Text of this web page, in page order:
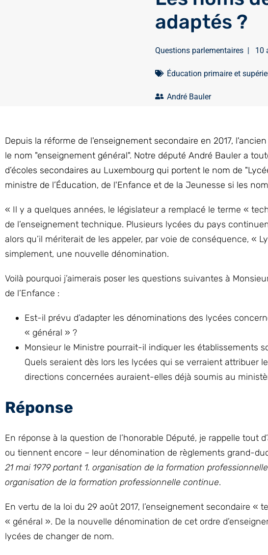
adaptés ?
Questions parlementaires| 10
Éducation primaire et
André Bauler
Depuis la réforme de l'enseignement secondaire en 2017,
le nom "enseignement général". Notre député André Bauler a
d’écoles secondaires au Luxembourg qui portent le nom de
ministre de l’Éducation, de l'Enfance et de la Jeunesse si les
« Il y a quelques années, le législateur a remplacé le terme «
de l’enseignement technique. Plusieurs lycées du pays
alors qu’il mériterait de les appeler, par voie de conséquence, «
simplement, une nouvelle dénomination.
Voilà pourquoi j’aimerais poser les questions suivantes à
de l’Enfance :
Est-il prévu d’adapter les dénominations des lycées
« général » ?
Monsieur le Ministre pourrait-il indiquer les établissements
Quels seraient dès lors les lycées qui se verraient attribuer
directions concernées auraient-elles déjà soumis au
Réponse
En réponse à la question de l’honorable Député, je rappelle tout
ou tiennent encore – leur dénomination de règlements grand-
21 mai 1979 portant 1. organisation de la formation
organisation de la formation professionnelle continue.
En vertu de la loi du 29 août 2017, l’enseignement secondaire «
« général ». De la nouvelle dénomination de cet ordre
lycées de changer de nom.